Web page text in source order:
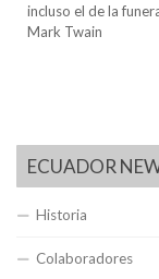
incluso el de la
Mark Twain
ECUADOR
Historia
Colaboradores